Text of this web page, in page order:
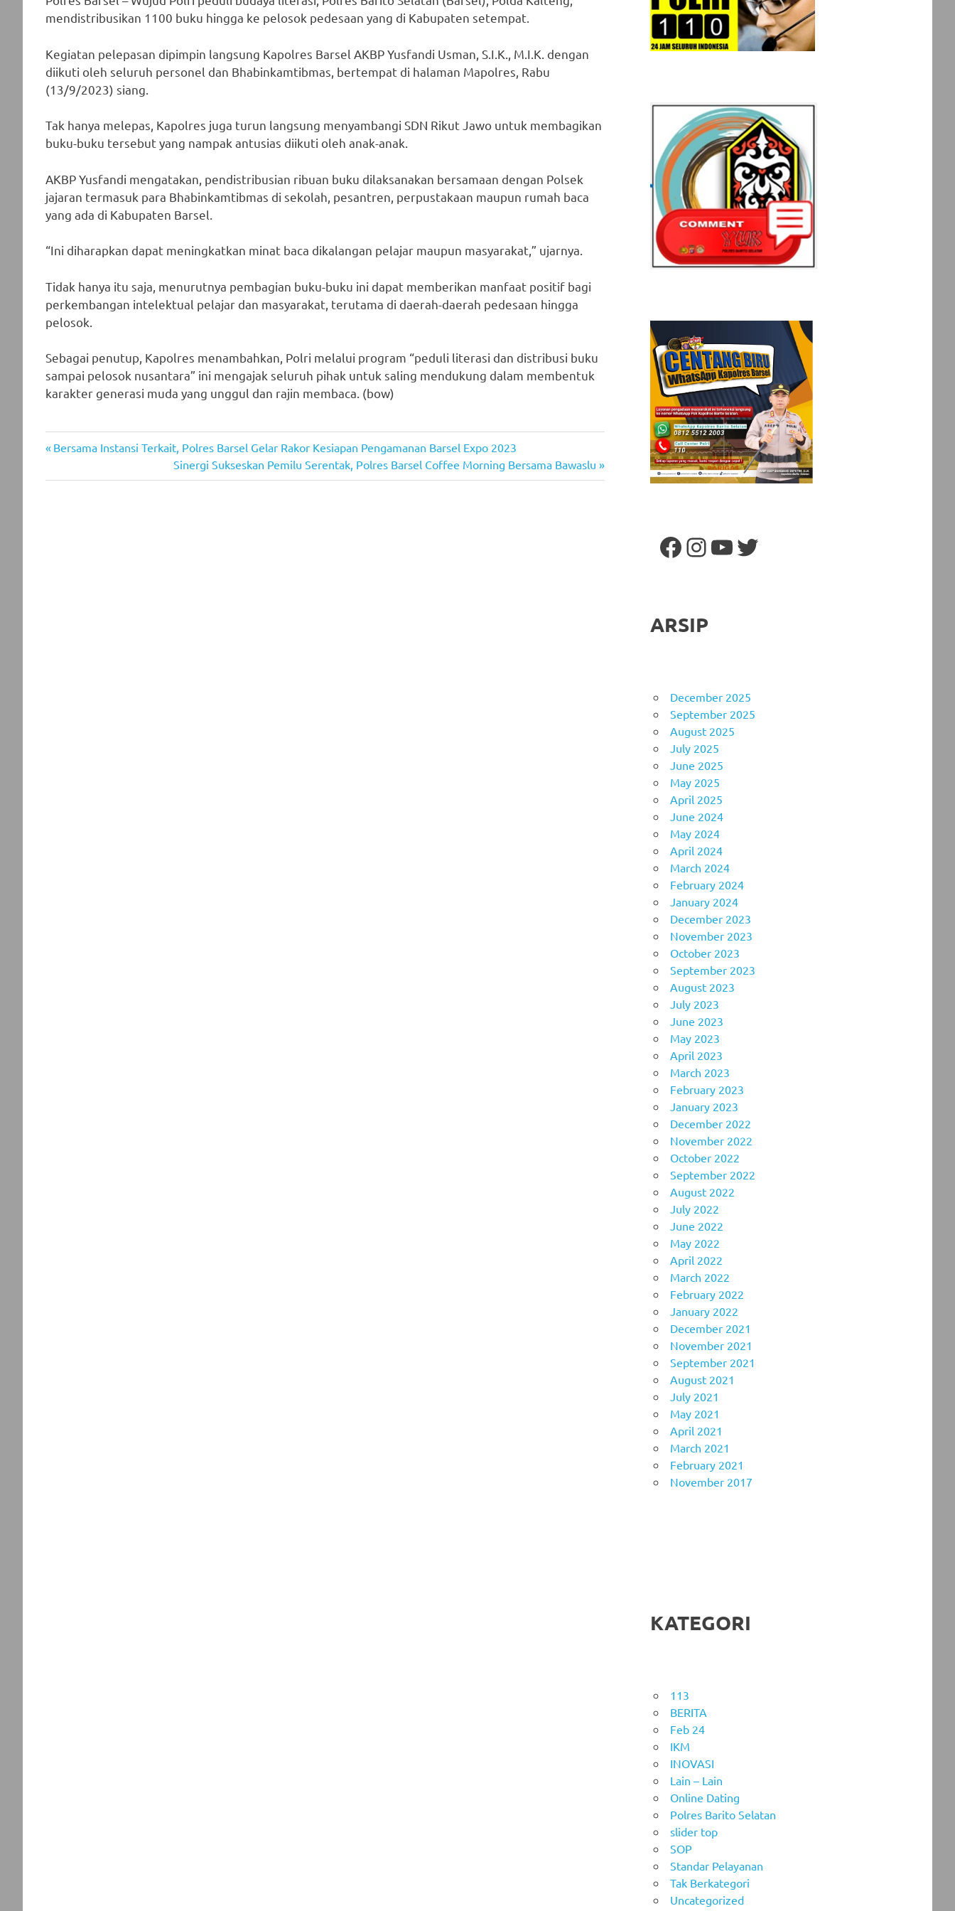
mendistribusikan 1100 buku hingga ke pelosok pedesaan yang di Kabupaten setempat.
Kegiatan pelepasan dipimpin langsung Kapolres Barsel AKBP Yusfandi Usman, S.I.K., M.I.K. dengan
diikuti oleh seluruh personel dan Bhabinkamtibmas, bertempat di halaman Mapolres, Rabu
(13/9/2023) siang.
Tak hanya melepas, Kapolres juga turun langsung menyambangi SDN Rikut Jawo untuk membagikan
buku-buku tersebut yang nampak antusias diikuti oleh anak-anak.
AKBP Yusfandi mengatakan, pendistribusian ribuan buku dilaksanakan bersamaan dengan Polsek
jajaran termasuk para Bhabinkamtibmas di sekolah, pesantren, perpustakaan maupun rumah baca
yang ada di Kabupaten Barsel.
“Ini diharapkan dapat meningkatkan minat baca dikalangan pelajar maupun masyarakat,” ujarnya.
Tidak hanya itu saja, menurutnya pembagian buku-buku ini dapat memberikan manfaat positif bagi
perkembangan intelektual pelajar dan masyarakat, terutama di daerah-daerah pedesaan hingga
pelosok.
Sebagai penutup, Kapolres menambahkan, Polri melalui program “peduli literasi dan distribusi buku
sampai pelosok nusantara” ini mengajak seluruh pihak untuk saling mendukung dalam membentuk
karakter generasi muda yang unggul dan rajin membaca. (bow)
Post
navigation
Previous
Bersama Instansi Terkait, Polres Barsel Gelar Rakor Kesiapan Pengamanan Barsel Expo 2023
Next
Post:
Sinergi Sukseskan Pemilu Serentak, Polres Barsel Coffee Morning Bersama Bawaslu
Facebook
Instagram
YouTube
Twitter
ARSIP
December 2025
September 2025
August 2025
July 2025
June 2025
May 2025
April 2025
June 2024
May 2024
April 2024
March 2024
February 2024
January 2024
December 2023
November 2023
October 2023
September 2023
August 2023
July 2023
June 2023
May 2023
April 2023
March 2023
February 2023
January 2023
December 2022
November 2022
October 2022
September 2022
August 2022
July 2022
June 2022
May 2022
April 2022
March 2022
February 2022
January 2022
December 2021
November 2021
September 2021
August 2021
July 2021
May 2021
April 2021
March 2021
February 2021
November 2017
KATEGORI
113
BERITA
Feb 24
IKM
INOVASI
Lain – Lain
Online Dating
Polres Barito Selatan
slider top
SOP
Standar Pelayanan
Tak Berkategori
Uncategorized